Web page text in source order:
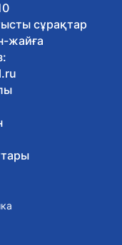
сұрақтар
жайға